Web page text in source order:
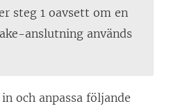
steg 1 oavsett om en
anslutning används
och anpassa följande